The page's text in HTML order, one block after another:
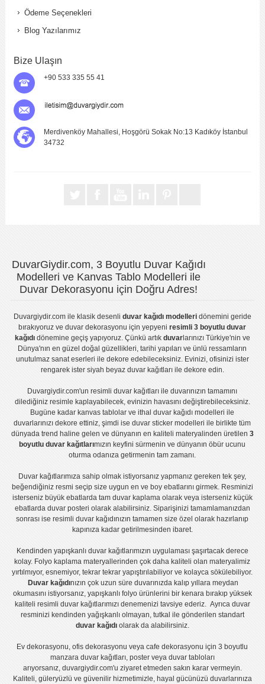
Ödeme Seçenekleri
Blog Yazılarımız
Bize Ulaşın
+90 533 335 55 41
Merdivenköy Mahallesi, Hoşgörü Sokak No:13 Kadıköy İstanbul
34732
DuvarGiydir.com, 3 Boyutlu Duvar Kağıdı
Modelleri ve Kanvas Tablo Modelleri ile
Duvar Dekorasyonu için Doğru Adres!
Duvargiydir.comile klasik desenli duvar kağıdı modelleridönemini geride
bırakıyoruz veduvar dekorasyonu için yepyeniresimli 3 boyutlu duvar
kağıdıdönemine geçiş yapıyoruz. Çünkü artık duvarlarınızı Türkiye'nin ve
Dünya'nın en güzel doğal güzellikleri, tarihi yapıları ve ünlü ressamların
unutulmaz sanat eserleri ile dekore edebileceksiniz. Evinizi, ofisinizi ister
rengarek ister siyah beyaz duvar kağıtlarıile dekore edin.
Duvargiydir.com'unresimli duvar kağıtları ile duvarınızın tamamını
dilediğiniz resimle kaplayabilecek, evinizin havasını değiştirebileceksiniz.
Bugüne kadar kanvas tablo lar veithal duvar kağıdı modelleri ile
duvarlarınızı dekore ettiniz, şimdi iseduvar sticker modelleri ile birlikte tüm
dünyada trend haline gelen ve dünyanın en kaliteli materyalinden üretilen 3
boyutlu duvar kağıtlarımızın keyfini sürmenin ve dünyanın öbür ucunu
oturma odanıza getirmenin tam zamanı.
Duvar kağıtlarımıza sahip olmak istiyorsanız yapmanız gereken tek şey,
beğendiğiniz resmi seçip size uygun en ve boy ebatlarını girmek. Resminizi
isterseniz büyük ebatlarda tam duvar kaplamaolarak veya isterseniz küçük
ebatlarda duvar posteri olarak alabilirsiniz. Siparişinizi tamamlamanızdan
sonrası iseresimli duvar kağıdınızın tamamen size özel olarak hazırlanıp
kapınıza kadar getirilmesinden ibaret.
Kendinden yapışkanlı duvar kağıtlarımızın uygulamasışaşırtacak derece
kolay. Folyo kaplama materyallerinden çok daha kaliteli olanmateryalimiz
yırtılmıyor, esnemiyor, tekrar tekrar yapıştırılabiliyor ve kolayca sökülebiliyor.
Duvar kağıdınızın çok uzun süre duvarınızda kalıp yıllara meydan
okumasını istiyorsanız, yapışkanlı folyoürünlerini bir kenara bırakıp yüksek
kaliteli resimli duvar kağıtlarımızı denemenizi tavsiye ederiz. Ayrıca duvar
resminizi kendinden yağışkanlı olmayan, tutkal ile gönderilen standart
duvar kağıdıolarak da alabilirsiniz.
Ev dekorasyonu,ofis dekorasyonu veyacafe dekorasyonu için3 boyutlu
manzara duvar kağıtları, posterveya duvar tabloları
arıyorsanız, duvargiydir.com'u ziyaret etmeden sakın karar vermeyin.
Kaliteli, güleryüzlü ve güvenilir hizmetimizle, hayal gücünüzü duvarlarınıza